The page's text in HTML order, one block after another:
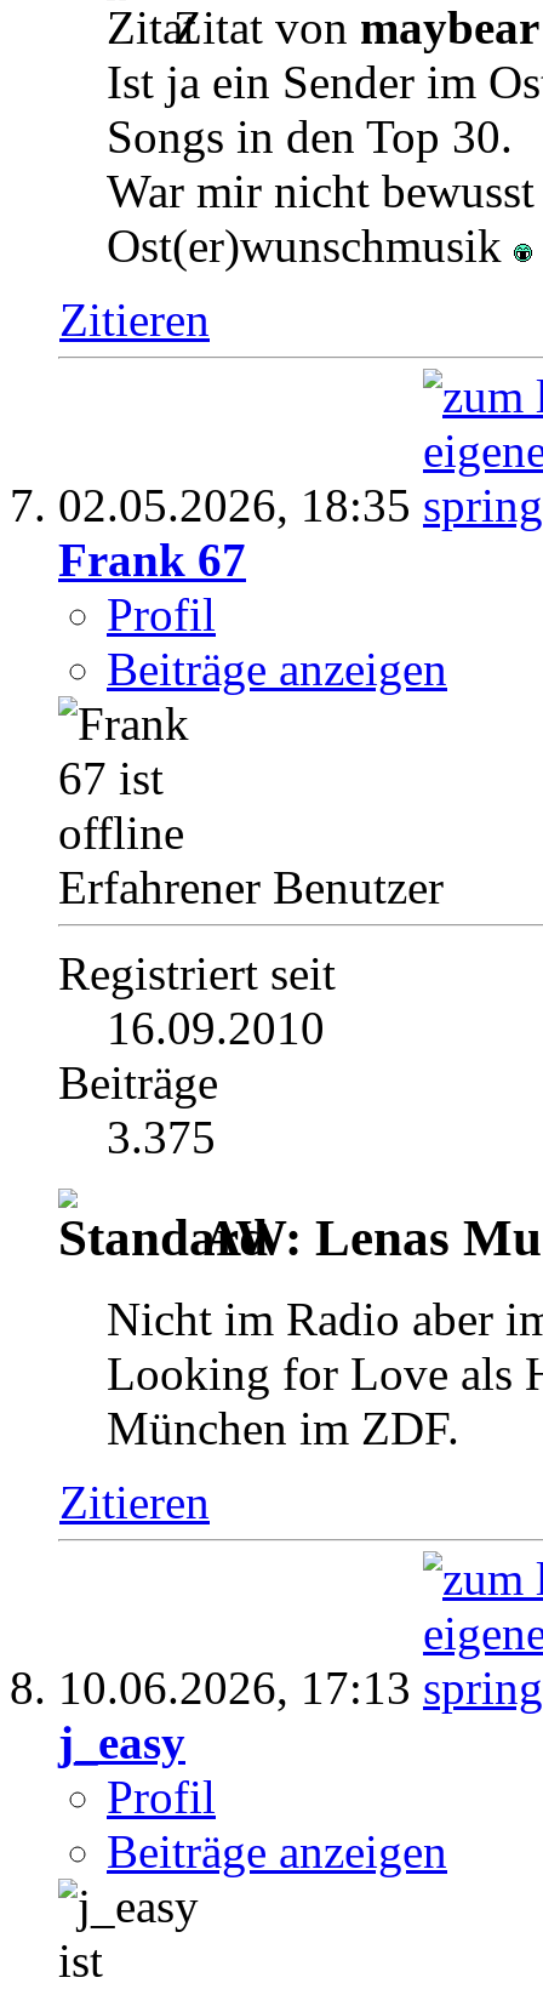
Zitat von maybear
Ist ja ein Sender im
Songs in den Top 30.
War mir nicht
Ost(er)wunschmusik
Zitieren
02.05.2026, 18:35
Frank 67
Profil
Beiträge anzeigen
Erfahrener Benutzer
Registriert seit
16.09.2010
Beiträge
3.375
AW: Lenas
Nicht im Radio aber
Looking for Love als
München im ZDF.
Zitieren
10.06.2026, 17:13
j_easy
Profil
Beiträge anzeigen